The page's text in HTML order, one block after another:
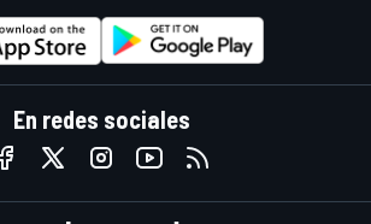
En redes sociales